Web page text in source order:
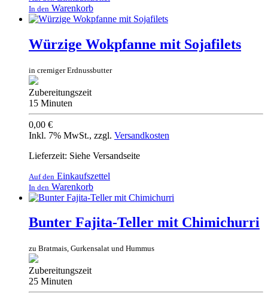
In den Warenkorb
Würzige Wokpfanne mit Sojafilets
in cremiger Erdnussbutter
Zubereitungszeit
15 Minuten
0,00 €
Inkl. 7% MwSt., zzgl. Versandkosten
Lieferzeit: Siehe Versandseite
Auf den Einkaufszettel
In den Warenkorb
Bunter Fajita-Teller mit Chimichurri
zu Bratmais, Gurkensalat und Hummus
Zubereitungszeit
25 Minuten